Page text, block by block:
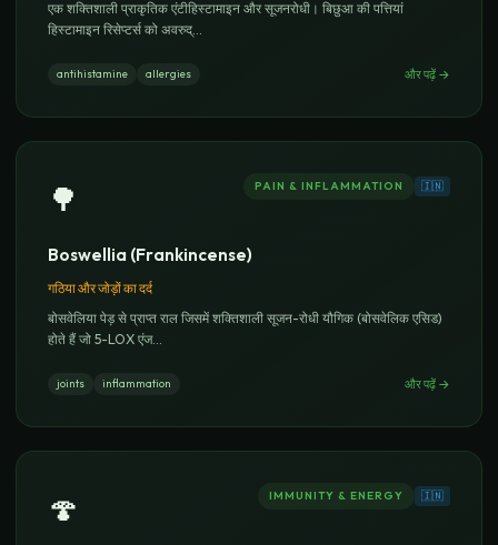
एक शक्तिशाली प्राकृतिक एंटीहिस्टामाइन और सूजनरोधी। बिछुआ की पत्तियां
हिस्टामाइन रिसेप्टर्स को अवरुद्...
antihistamine allergies और पढ़ें →
🌳 PAIN & INFLAMMATION 🇮🇳
Boswellia (Frankincense)
गठिया और जोड़ों का दर्द
बोसवेलिया पेड़ से प्राप्त राल जिसमें शक्तिशाली सूजन-रोधी यौगिक (बोसवेलिक एसिड)
होते हैं जो 5-LOX एंज...
joints inflammation और पढ़ें →
🍄 IMMUNITY & ENERGY 🇮🇳